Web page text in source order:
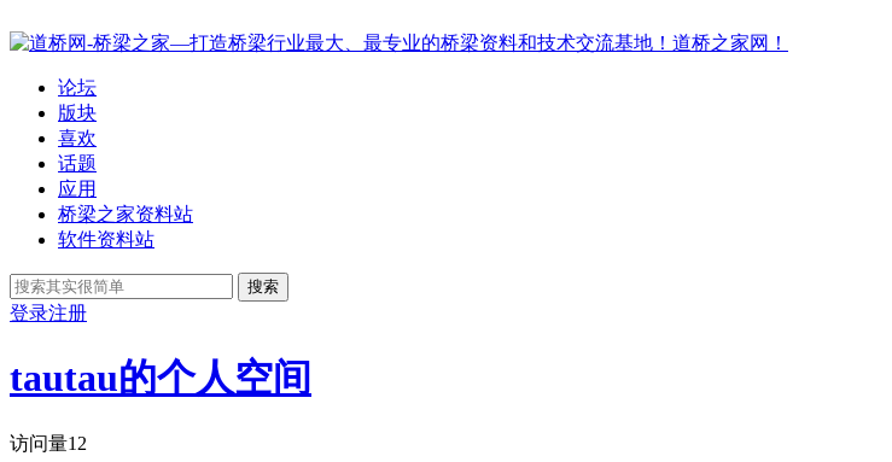
论坛
版块
喜欢
话题
应用
桥梁之家资料站
软件资料站
搜索
登录注册
tautau的个人空间
访问量12